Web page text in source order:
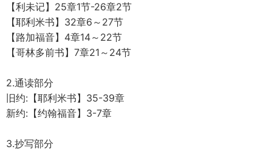
【利未记】25章1节-26章2节
【耶利米书】32章6～27节
【路加福音】4章14～22节
【哥林多前书】7章21～24节
2.通读部分
旧约:【耶利米书】35-39章
新约:【约翰福音】3-7章
3.抄写部分